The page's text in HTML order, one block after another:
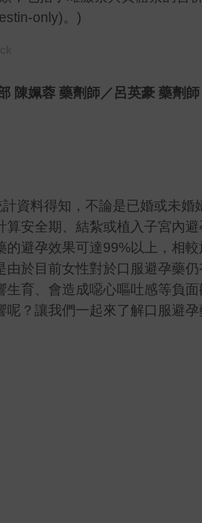
only)。)
陳姵蓉 藥劑師／呂英豪 藥劑師
資料得知，不論是已婚或未婚
算安全期、結紮或植入子宮內
的避孕效果可達99%以上，相
由於目前女性對於口服避孕藥
生育、會造成噁心嘔吐感等負
？讓我們一起來了解口服避孕